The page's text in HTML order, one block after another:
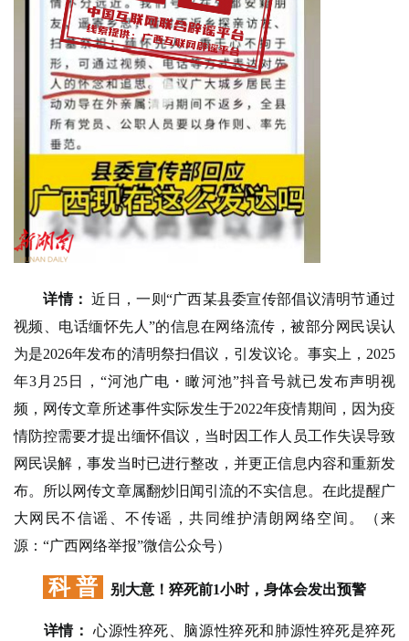
详情： 近日，一则“广西某县委宣传部倡议清明节通过
视频、电话缅怀先人”的信息在网络流传，被部分网民误认
为是2026年发布的清明祭扫倡议，引发议论。事实上，2025
年3月25日，“河池广电・瞰河池”抖音号就已发布声明视
频，网传文章所述事件实际发生于2022年疫情期间，因为疫
情防控需要才提出缅怀倡议，当时因工作人员工作失误导致
网民误解，事发当时已进行整改，并更正信息内容和重新发
布。所以网传文章属翻炒旧闻引流的不实信息。在此提醒广
大网民不信谣、不传谣，共同维护清朗网络空间。（来
源：“广西网络举报”微信公众号）
科 普 别大意！猝死前1小时，身体会发出预警
详情：
心源性猝死、脑源性猝死和肺源性猝死是猝死